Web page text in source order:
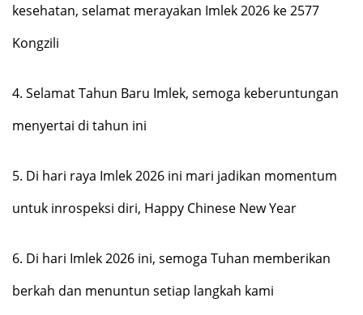
kesehatan, selamat merayakan Imlek 2026 ke 2577
Kongzili
4. Selamat Tahun Baru Imlek, semoga keberuntungan
menyertai di tahun ini
5. Di hari raya Imlek 2026 ini mari jadikan momentum
untuk inrospeksi diri, Happy Chinese New Year
6. Di hari Imlek 2026 ini, semoga Tuhan memberikan
berkah dan menuntun setiap langkah kami